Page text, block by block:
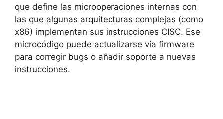
que define las microoperaciones internas con
las que algunas arquitecturas complejas (como
x86) implementan sus instrucciones CISC. Ese
microcódigo puede actualizarse vía firmware
para corregir bugs o añadir soporte a nuevas
instrucciones.